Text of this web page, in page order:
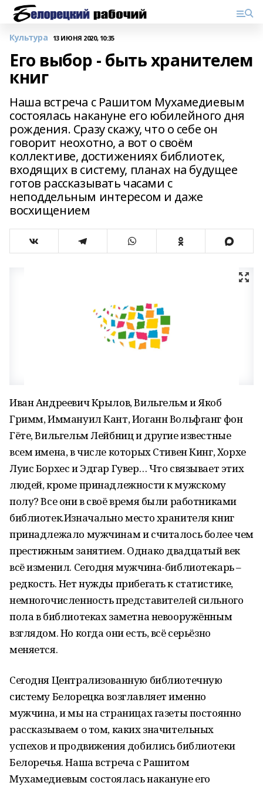
Культура 13 ИЮНЯ 2020, 10:35
Его выбор - быть хранителем
книг
Наша встреча с Рашитом Мухамедиевым
состоялась накануне его юбилейного дня
рождения. Сразу скажу, что о себе он
говорит неохотно, а вот о своём
коллективе, достижениях библиотек,
входящих в систему, планах на будущее
готов рассказывать часами с
неподдельным интересом и даже
восхищением
Иван Андреевич Крылов, Вильгельм и Якоб
Гримм, Иммануил Кант, Иоганн Вольфганг фон
Гёте, Вильгельм Лейбниц и другие известные
всем имена, в числе которых Стивен Кинг, Хорхе
Луис Борхес и Эдгар Гувер… Что связывает этих
людей, кроме принадлежности к мужскому
полу? Все они в своё время были работниками
библиотек.Изначально место хранителя книг
принадлежало мужчинам и считалось более чем
престижным занятием. Однако двадцатый век
всё изменил. Сегодня мужчина-библиотекарь –
редкость. Нет нужды прибегать к статистике,
немногочисленность представителей сильного
пола в библиотеках заметна невооружённым
взглядом. Но когда они есть, всё серьёзно
меняется.
Сегодня Централизованную библиотечную
систему Белорецка возглавляет именно
мужчина, и мы на страницах газеты постоянно
рассказываем о том, каких значительных
успехов и продвижения добились библиотеки
Белоречья. Наша встреча с Рашитом
Мухамедиевым состоялась накануне его